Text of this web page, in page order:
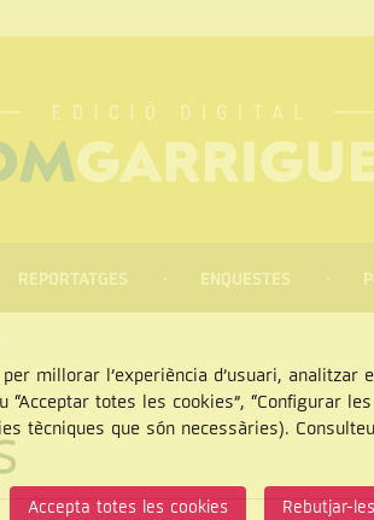
REPORTATGES ENQUESTES
millorar l’experiència d’usuari, analitzar
totes les cookies”, “Configurar
tècniques que són necessàries).
Accepta totes les cookies Rebutjar-